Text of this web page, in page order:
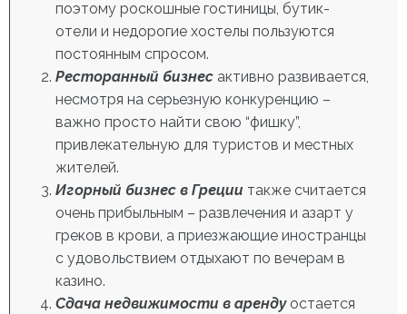
поэтому роскошные гостиницы, бутик-
отели и недорогие хостелы пользуются
постоянным спросом.
Ресторанный бизнес активно развивается,
несмотря на серьезную конкуренцию –
важно просто найти свою “фишку”,
привлекательную для туристов и местных
жителей.
Игорный бизнес в Греции также считается
очень прибыльным – развлечения и азарт у
греков в крови, а приезжающие иностранцы
с удовольствием отдыхают по вечерам в
казино.
Сдача недвижимости в арендуостается